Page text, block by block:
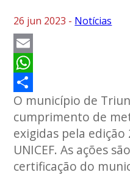
26 jun 2023 - Notícias
Email
WhatsApp
Share
O município de
cumprimento de
exigidas pela edição
UNICEF. As ações
certificação do